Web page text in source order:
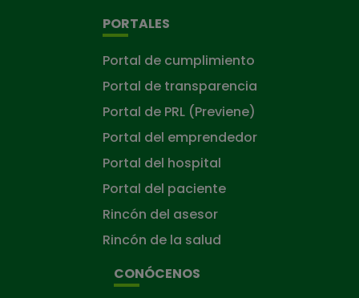
PORTALES
Portal de cumplimiento
Portal de transparencia
Portal de PRL (Previene)
Portal del emprendedor
Portal del hospital
Portal del paciente
Rincón del asesor
Rincón de la salud
CONÓCENOS